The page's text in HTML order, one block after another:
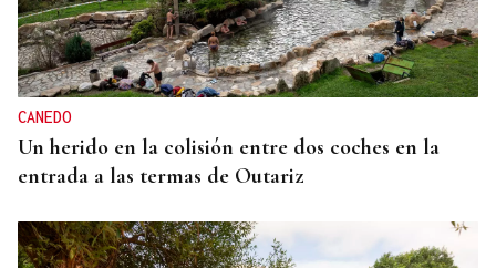
CANEDO
Un herido en la colisión entre dos coches en la
entrada a las termas de Outariz